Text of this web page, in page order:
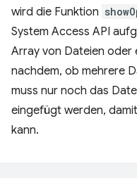
wird die Funktion
System Access API
Array von Dateien oder
nachdem, ob mehrere
muss nur noch das
eingefügt werden,
kann.